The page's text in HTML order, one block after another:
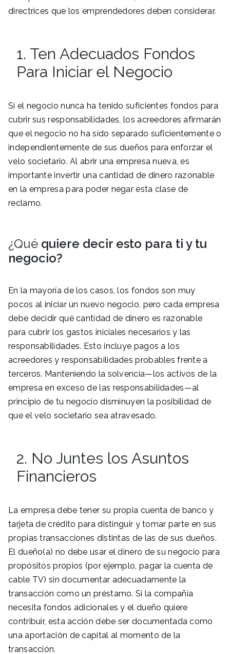
directrices que los emprendedores deben considerar.
1. Ten Adecuados Fondos
Para Iniciar el Negocio
Si el negocio nunca ha tenido suficientes fondos para
cubrir sus responsabilidades, los acreedores afirmarán
que el negocio no ha sido separado suficientemente o
independientemente de sus dueños para enforzar el
velo societario. Al abrir una empresa nueva, es
importante invertir una cantidad de dinero razonable
en la empresa para poder negar esta clase de
reclamo.
¿Qué quiere decir esto para ti y tu
negocio?
En la mayoría de los casos, los fondos son muy
pocos al iniciar un nuevo negocio, pero cada empresa
debe decidir qué cantidad de dinero es razonable
para cubrir los gastos iniciales necesarios y las
responsabilidades. Esto incluye pagos a los
acreedores y responsabilidades probables frente a
terceros. Manteniendo la solvencia—los activos de la
empresa en exceso de las responsabilidades—al
principio de tu negocio disminuyen la posibilidad de
que el velo societario sea atravesado.
2. No Juntes los Asuntos
Financieros
La empresa debe tener su propia cuenta de banco y
tarjeta de crédito para distinguir y tomar parte en sus
propias transacciones distintas de las de sus dueños.
El dueño(a) no debe usar el dinero de su negocio para
propósitos propios (por ejemplo, pagar la cuenta de
cable TV) sin documentar adecuadamente la
transacción como un préstamo. Si la compañía
necesita fondos adicionales y el dueño quiere
contribuir, esta acción debe ser documentada como
una aportación de capital al momento de la
transacción.